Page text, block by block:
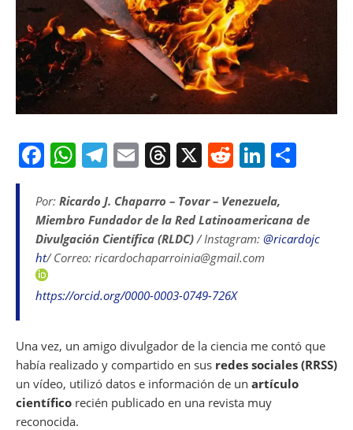
F
c
e
b
o
o
W
at
s
A
p
T
e
gr
a
E
ai
l
T
re
a
d
X R
d
di
t
Li
k
e
dI
e
Por: Ricardo J. Chaparro – Tovar – Venezuela,
Miembro Fundador de la Red Latinoamericana de
Divulgación Científica (RLDC) / Instagram: @ricardojc
ht/ Correo: ricardochaparroinia@gmail.com
https://orcid.org/0000-0003-0749-726X
Una vez, un amigo divulgador de la ciencia me contó que
había realizado y compartido en sus redes sociales (RRSS)
un vídeo, utilizó datos e información de un artículo
científico recién publicado en una revista muy
reconocida.